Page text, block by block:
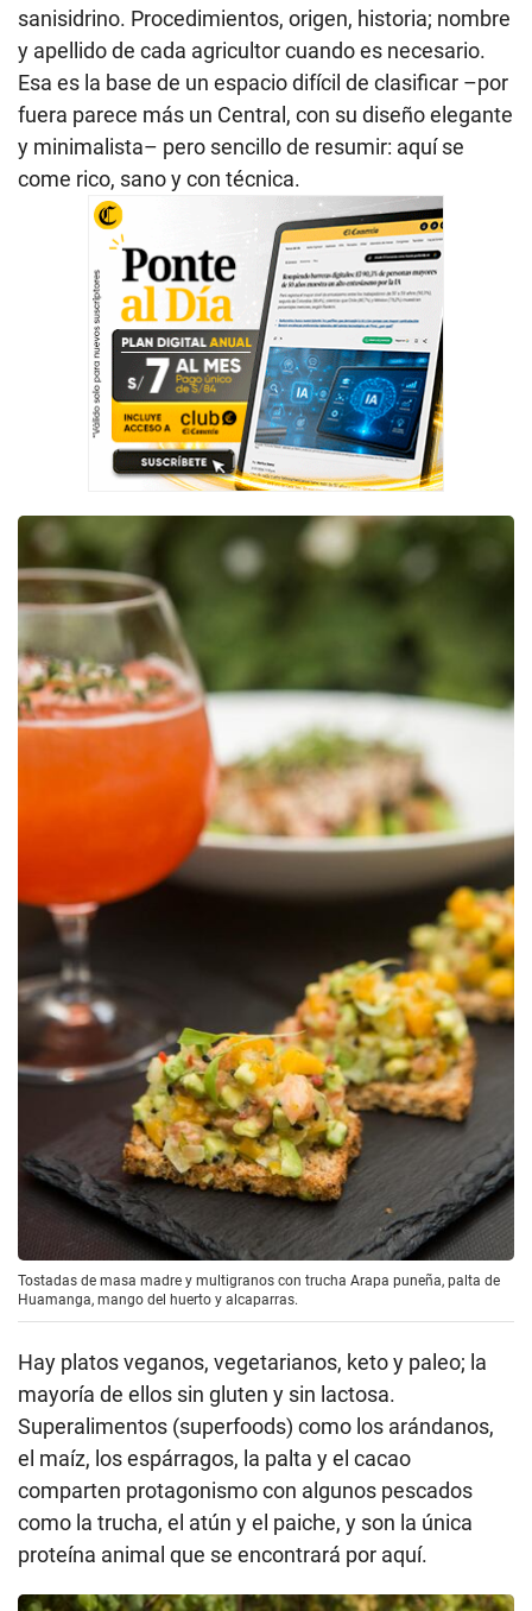
sanisidrino. Procedimientos, origen, historia; nombre
y apellido de cada agricultor cuando es necesario.
Esa es la base de un espacio difícil de clasificar –por
fuera parece más un Central, con su diseño elegante
y minimalista– pero sencillo de resumir: aquí se
come rico, sano y con técnica.
Tostadas de masa madre y multigranos con trucha Arapa puneña, palta de
Huamanga, mango del huerto y alcaparras.
Hay platos veganos, vegetarianos, keto y paleo; la
mayoría de ellos sin gluten y sin lactosa.
Superalimentos (superfoods) como los arándanos,
el maíz, los espárragos, la palta y el cacao
comparten protagonismo con algunos pescados
como la trucha, el atún y el paiche, y son la única
proteína animal que se encontrará por aquí.